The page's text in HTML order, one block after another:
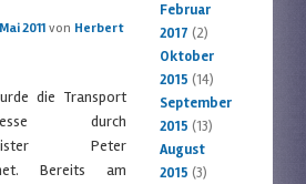
2011 von Herbert
die Transport
durch
Peter
Bereits am
Februar
2017 (2)
Oktober
2015 (14)
September
2015 (13)
August
2015 (3)